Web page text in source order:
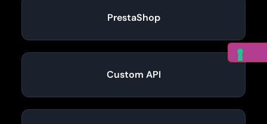
PrestaShop
Custom API